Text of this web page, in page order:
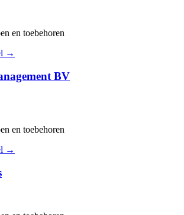
en toebehoren
→
BV
en toebehoren
→